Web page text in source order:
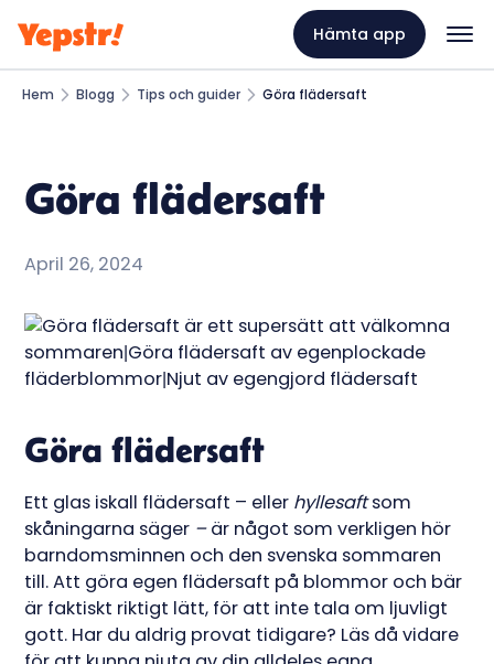
Hämta app
Hem Blogg Tips och guider Göra flädersaft
Göra flädersaft
April 26, 2024
Göra flädersaft
Ett glas iskall flädersaft – eller hyllesaftsom
skåningarna säger –är något som verkligen hör
barndomsminnen och den svenska sommaren
till. Att göra egen flädersaft på blommor och bär
är faktiskt riktigt lätt, för att inte tala om ljuvligt
gott. Har du aldrig provat tidigare? Läs då vidare